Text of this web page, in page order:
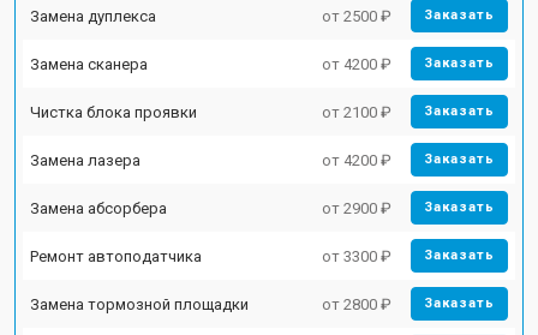
Замена дуплекса от 2500 ₽ Заказать
Замена сканера от 4200 ₽ Заказать
Чистка блока проявки от 2100 ₽ Заказать
Замена лазера от 4200 ₽ Заказать
Замена абсорбера от 2900 ₽ Заказать
Ремонт автоподатчика от 3300 ₽ Заказать
Замена тормозной площадки от 2800 ₽ Заказать